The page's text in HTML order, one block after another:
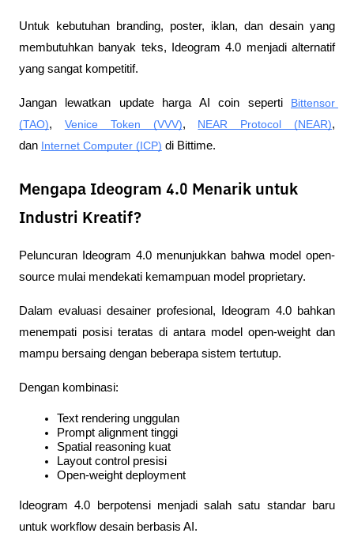
Untuk kebutuhan branding, poster, iklan, dan desain yang
membutuhkan banyak teks, Ideogram 4.0 menjadi alternatif
yang sangat kompetitif.
Jangan lewatkan update harga AI coin seperti Bittensor
(TAO), Venice Token (VVV), NEAR Protocol (NEAR),
dan Internet Computer (ICP) di Bittime.
Mengapa Ideogram 4.0 Menarik untuk
Industri Kreatif?
Peluncuran Ideogram 4.0 menunjukkan bahwa model open-
source mulai mendekati kemampuan model proprietary.
Dalam evaluasi desainer profesional, Ideogram 4.0 bahkan
menempati posisi teratas di antara model open-weight dan
mampu bersaing dengan beberapa sistem tertutup.
Dengan kombinasi:
Text rendering unggulan
Prompt alignment tinggi
Spatial reasoning kuat
Layout control presisi
Open-weight deployment
Ideogram 4.0 berpotensi menjadi salah satu standar baru
untuk workflow desain berbasis AI.